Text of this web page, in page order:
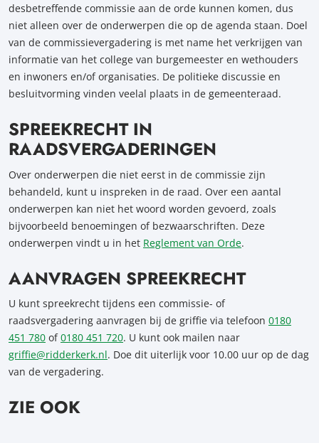
desbetreffende commissie aan de orde kunnen komen, dus
niet alleen over de onderwerpen die op de agenda staan. Doel
van de commissievergadering is met name het verkrijgen van
informatie van het college van burgemeester en wethouders
en inwoners en/of organisaties. De politieke discussie en
besluitvorming vinden veelal plaats in de gemeenteraad.
SPREEKRECHT IN
RAADSVERGADERINGEN
Over onderwerpen die niet eerst in de commissie zijn
behandeld, kunt u inspreken in de raad. Over een aantal
onderwerpen kan niet het woord worden gevoerd, zoals
bijvoorbeeld benoemingen of bezwaarschriften. Deze
onderwerpen vindt u in het Reglement van Orde.
AANVRAGEN SPREEKRECHT
U kunt spreekrecht tijdens een commissie- of
raadsvergadering aanvragen bij de griffie via telefoon 0180
451 780 of0180 451 720. U kunt ook mailen naar
griffie@ridderkerk.nl. Doe dit uiterlijk voor 10.00 uur op de dag
van de vergadering.
ZIE OOK